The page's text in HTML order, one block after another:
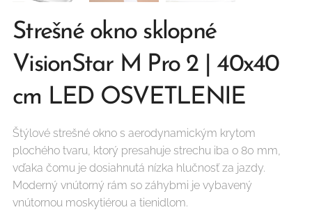
Strešné okno sklopné
VisionStar M Pro 2 | 40x40
cm LED OSVETLENIE
Štýlové strešné okno s aerodynamickým krytom
plochého tvaru, ktorý presahuje strechu iba o 80 mm,
vďaka čomu je dosiahnutá nízka hlučnosť za jazdy.
Moderný vnútorný rám so záhybmi je vybavený
vnútornou moskytiérou a tienidlom.